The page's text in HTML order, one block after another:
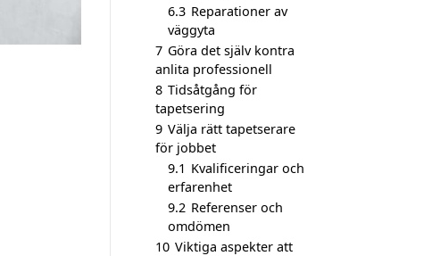
6.3 Reparationer av
väggyta
7 Göra det själv kontra
anlita professionell
8 Tidsåtgång för
tapetsering
9 Välja rätt tapetserare
för jobbet
9.1 Kvalificeringar och
erfarenhet
9.2 Referenser och
omdömen
10 Viktiga aspekter att